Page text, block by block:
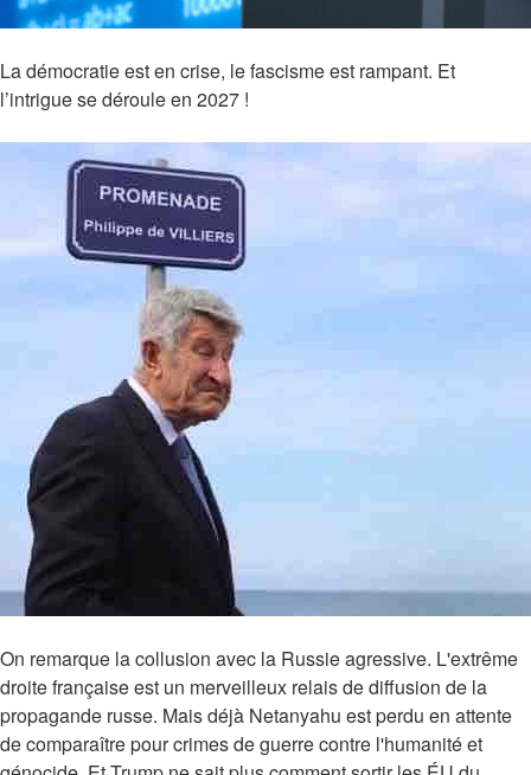
La démocratie est en crise, le fascisme est rampant. Et
l’intrigue se déroule en 2027 !
On remarque la collusion avec la Russie agressive. L'extrême
droite française est un merveilleux relais de diffusion de la
propagande russe. Mais déjà Netanyahu est perdu en attente
de comparaître pour crimes de guerre contre l'humanité et